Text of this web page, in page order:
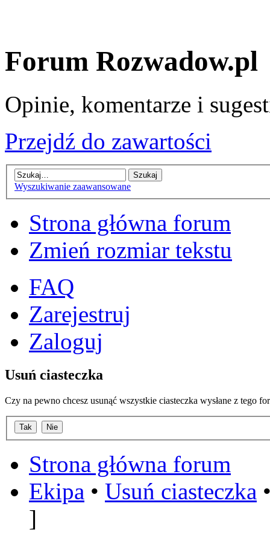
Forum Rozwadow.pl
Opinie, komentarze i
Przejdź do zawartości
Wyszukiwanie zaawansowane
Strona główna forum
Zmień rozmiar tekstu
FAQ
Zarejestruj
Zaloguj
Usuń ciasteczka
Czy na pewno chcesz usunąć wszystkie ciasteczka wysłane z tego
Strona główna forum
Ekipa • Usuń ciasteczka
]